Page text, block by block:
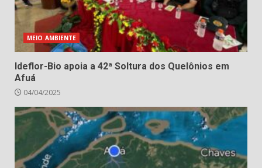
MEIO AMBIENTE
Ideflor-Bio apoia a 42ª Soltura dos Quelônios em
Afuá
04/04/2025